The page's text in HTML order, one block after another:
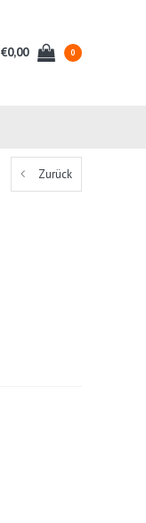
€0,00 0
Zurück